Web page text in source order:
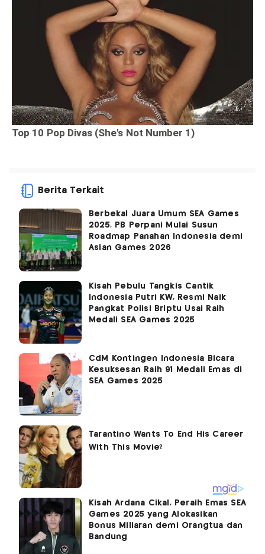
Berita Terkait
Berbekal Juara Umum SEA Games
2025, PB Perpani Mulai Susun
Roadmap Panahan Indonesia demi
Asian Games 2026
Kisah Pebulu Tangkis Cantik
Indonesia Putri KW, Resmi Naik
Pangkat Polisi Briptu Usai Raih
Medali SEA Games 2025
CdM Kontingen Indonesia Bicara
Kesuksesan Raih 91 Medali Emas di
SEA Games 2025
Kisah Ardana Cikal, Peraih Emas SEA
Games 2025 yang Alokasikan
Bonus Miliaran demi Orangtua dan
Bandung